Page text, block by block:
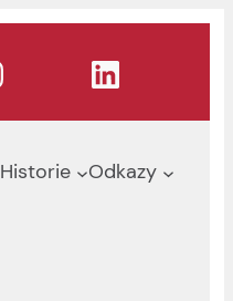
Historie Odkazy